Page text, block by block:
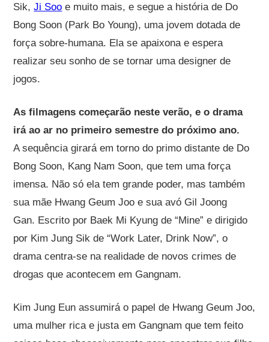
Sik,Ji Soo e muito mais, e segue a história de Do
Bong Soon (Park Bo Young), uma jovem dotada de
força sobre-humana. Ela se apaixona e espera
realizar seu sonho de se tornar uma designer de
jogos.
As filmagens começarão neste verão, e o drama
irá ao ar no primeiro semestre do próximo ano.
A sequência girará em torno do primo distante de Do
Bong Soon, Kang Nam Soon, que tem uma força
imensa. Não só ela tem grande poder, mas também
sua mãe Hwang Geum Joo e sua avó Gil Joong
Gan. Escrito por Baek Mi Kyung de “Mine” e dirigido
por Kim Jung Sik de “Work Later, Drink Now”, o
drama centra-se na realidade de novos crimes de
drogas que acontecem em Gangnam.
Kim Jung Eun assumirá o papel de Hwang Geum Joo,
uma mulher rica e justa em Gangnam que tem feito